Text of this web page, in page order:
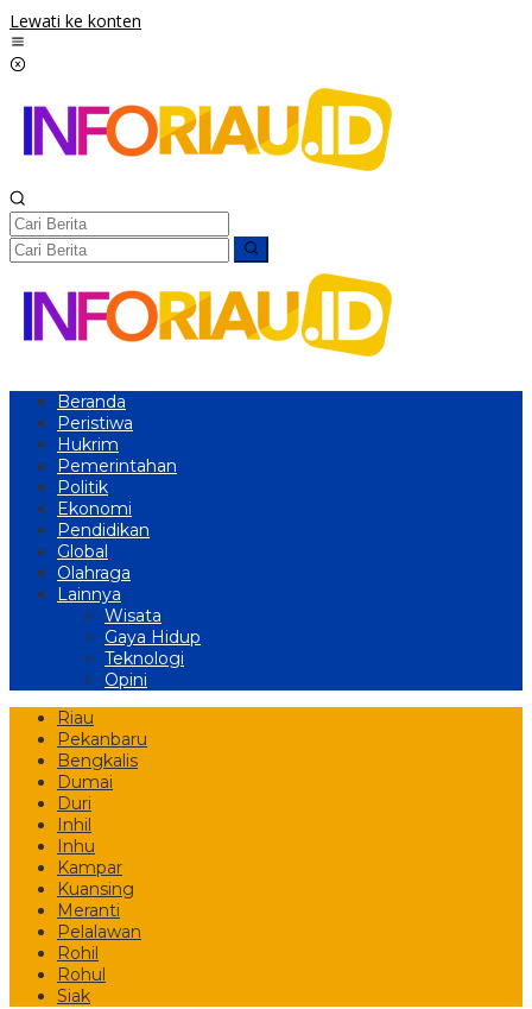
Lewati ke konten
Beranda
Peristiwa
Hukrim
Pemerintahan
Politik
Ekonomi
Pendidikan
Global
Olahraga
Lainnya
Wisata
Gaya Hidup
Teknologi
Opini
Riau
Pekanbaru
Bengkalis
Dumai
Duri
Inhil
Inhu
Kampar
Kuansing
Meranti
Pelalawan
Rohil
Rohul
Siak